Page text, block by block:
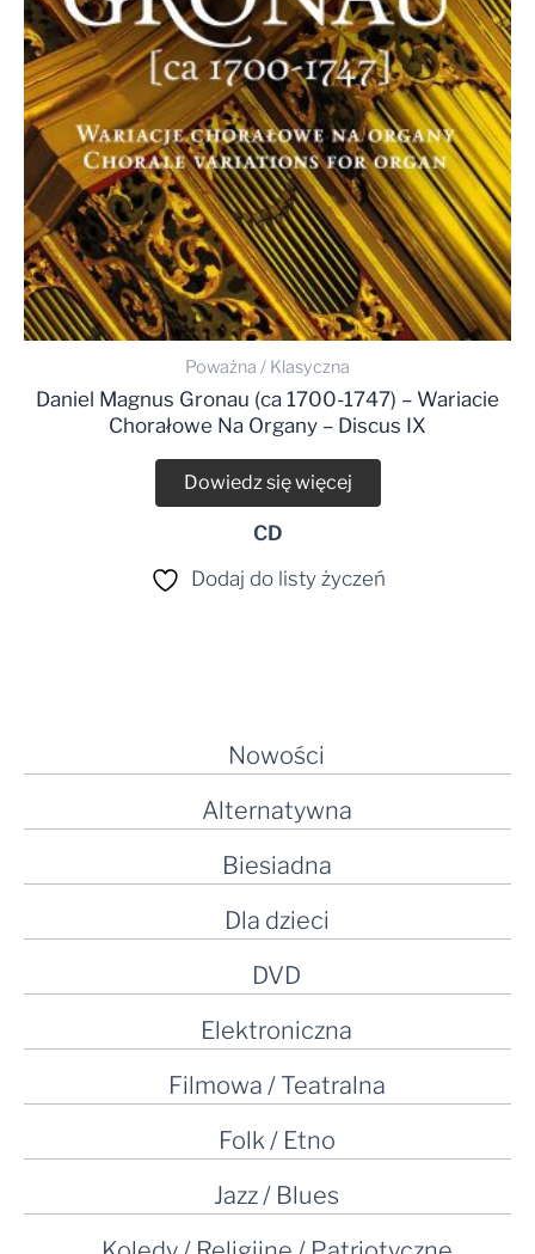
Nowości
Alternatywna
Biesiadna
Dla dzieci
DVD
Elektroniczna
Filmowa / Teatralna
Folk / Etno
Jazz / Blues
Poważna / Klasyczna
Daniel Magnus Gronau (ca 1700-1747) – Wariacie
Chorałowe Na Organy – Discus IX
Dowiedz się więcej
CD
Dodaj do listy życzeń